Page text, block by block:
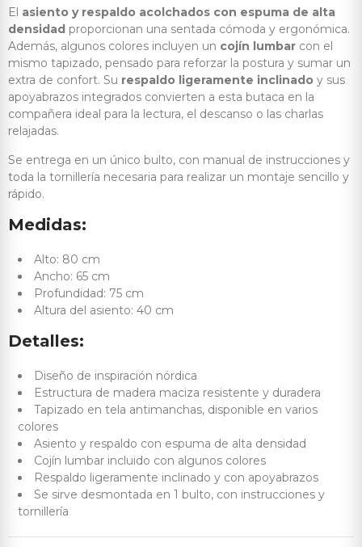
El asiento y respaldo acolchados con espuma de alta
densidad proporcionan una sentada cómoda y ergonómica.
Además, algunos colores incluyen un cojín lumbar con el
mismo tapizado, pensado para reforzar la postura y sumar un
extra de confort. Su respaldo ligeramente inclinado y sus
apoyabrazos integrados convierten a esta butaca en la
compañera ideal para la lectura, el descanso o las charlas
relajadas.
Se entrega en un único bulto, con manual de instrucciones y
toda la tornillería necesaria para realizar un montaje sencillo y
rápido.
Medidas:
Alto: 80 cm
Ancho: 65 cm
Profundidad: 75 cm
Altura del asiento: 40 cm
Detalles:
Diseño de inspiración nórdica
Estructura de madera maciza resistente y duradera
Tapizado en tela antimanchas, disponible en varios
colores
Asiento y respaldo con espuma de alta densidad
Cojín lumbar incluido con algunos colores
Respaldo ligeramente inclinado y con apoyabrazos
Se sirve desmontada en 1 bulto, con instrucciones y
tornillería